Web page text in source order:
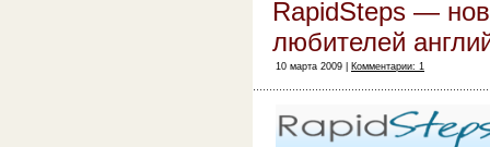
RapidSteps —
любителей
10 марта 2009 | Комментарии: 1